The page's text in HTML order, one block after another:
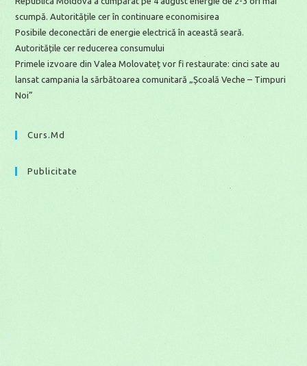
scumpă. Autoritățile cer în continuare economisirea
Posibile deconectări de energie electrică în această seară.
Autoritățile cer reducerea consumului
Primele izvoare din Valea Molovateț vor fi restaurate: cinci sate au
lansat campania la sărbătoarea comunitară „Școală Veche – Timpuri
Noi”
Curs.md
Publicitate